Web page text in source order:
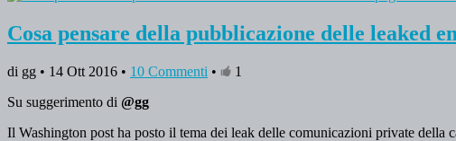
Cosa pensare della pubblicazione delle
di gg • 14 Ott 2016 • 10 Commenti •
1
Su suggerimento di @gg
Il Washington post ha posto il tema dei leak delle comunicazioni private